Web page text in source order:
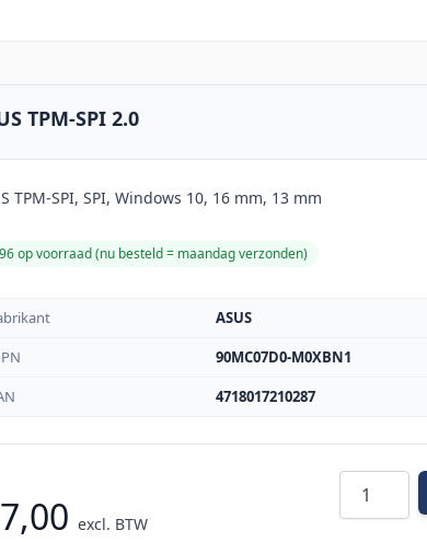
TPM-SPI 2.0
TPM-SPI, SPI, Windows 10, 16 mm, 13 mm
op voorraad (nu besteld = maandag verzonden)
ASUS
90MC07D0-M0XBN1
4718017210287
excl. BTW
Aantal